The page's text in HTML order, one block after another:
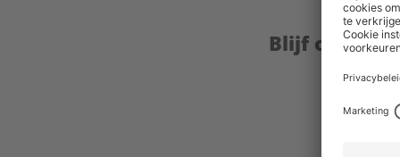
Blijf op de